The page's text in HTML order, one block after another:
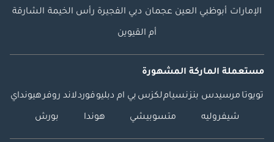
الإمارات أبوظبي العين عجمان دبي الفجيرة رأس الخيمة الشارقة
أم القيوين
مستعملة الماركة المشهورة
تويوتا مرسيدس بنزنسياملكزس بي ام دبليوفوردلاند روفرهيونداي
شيفروليه متسوبيشي هوندا بورش